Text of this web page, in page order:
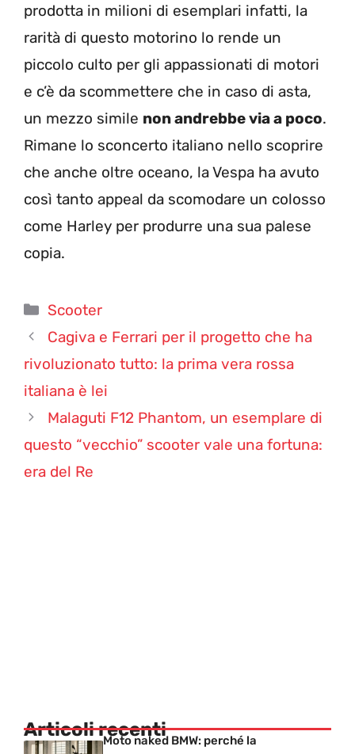
prodotta in milioni di esemplari infatti, la
rarità di questo motorino lo rende un
piccolo culto per gli appassionati di motori
e c’è da scommettere che in caso di asta,
un mezzo simile non andrebbe via a poco.
Rimane lo sconcerto italiano nello scoprire
che anche oltre oceano, la Vespa ha avuto
così tanto appeal da scomodare un colosso
come Harley per produrre una sua palese
copia.
Categorie
Scooter
Cagiva e Ferrari per il progetto che ha
rivoluzionato tutto: la prima vera rossa
italiana è lei
Malaguti F12 Phantom, un esemplare di
questo “vecchio” scooter vale una fortuna:
era del Re
Articoli recentiMoto naked BMW: perché la